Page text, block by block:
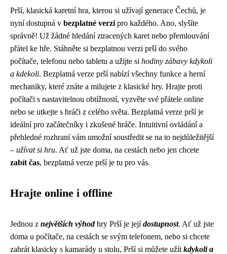
Prší, klasická karetní hra, kterou si užívají generace Čechů, je
nyní dostupná v bezplatné verzi pro každého. Ano, slyšíte
správně! Už žádné hledání ztracených karet nebo přemlouvání
přátel ke hře. Stáhněte si bezplatnou verzi prší do svého
počítače, telefonu nebo tabletu a užijte si hodiny zábavy kdykoli
a kdekoli. Bezplatná verze prší nabízí všechny funkce a herní
mechaniky, které znáte a milujete z klasické hry. Hrajte proti
počítači s nastavitelnou obtížností, vyzvěte své přátele online
nebo se utkejte s hráči z celého světa. Bezplatná verze prší je
ideální pro začátečníky i zkušené hráče. Intuitivní ovládání a
přehledné rozhraní vám umožní soustředit se na to nejdůležitější
– užívat si hru. Ať už jste doma, na cestách nebo jen chcete
zabít čas, bezplatná verze prší je tu pro vás.
Hrajte online i offline
Jednou z největších výhodhry Prší je jejídostupnost. Ať už jste
doma u počítače, na cestách se svým telefonem, nebo si chcete
zahrát klasicky s kamarády u stolu, Prší si můžete užít kdykoli a